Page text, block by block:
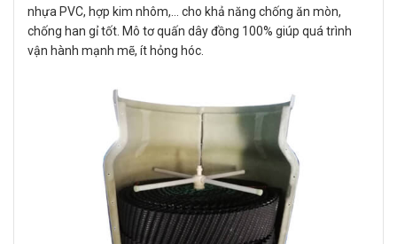
nhựa PVC, hợp kim nhôm,… cho khả năng chống ăn mòn,
chống han gỉ tốt. Mô tơ quấn dây đồng 100% giúp quá trình
vận hành mạnh mẽ, ít hỏng hóc.